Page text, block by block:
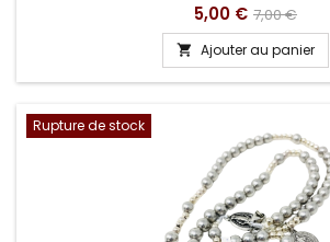
Prix
5,00 € Prix
de
base
7,00 €
 Ajouter au panier
Rupture de stock